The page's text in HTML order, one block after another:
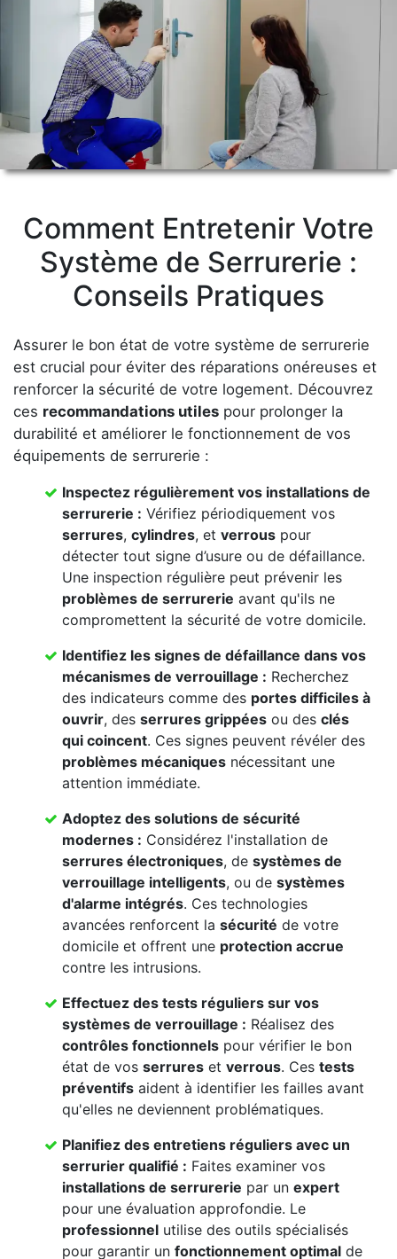
Comment Entretenir Votre
Système de Serrurerie :
Conseils Pratiques
Assurer le bon état de votre système de serrurerie
est crucial pour éviter des réparations onéreuses et
renforcer la sécurité de votre logement. Découvrez
ces recommandations utiles pour prolonger la
durabilité et améliorer le fonctionnement de vos
équipements de serrurerie :
Inspectez régulièrement vos installations de
serrurerie : Vérifiez périodiquement vos
serrures, cylindres, et verrous pour
détecter tout signe d’usure ou de défaillance.
Une inspection régulière peut prévenir les
problèmes de serrurerie avant qu'ils ne
compromettent la sécurité de votre domicile.
Identifiez les signes de défaillance dans vos
mécanismes de verrouillage : Recherchez
des indicateurs comme des portes difficiles à
ouvrir, des serrures grippées ou des clés
qui coincent. Ces signes peuvent révéler des
problèmes mécaniques nécessitant une
attention immédiate.
Adoptez des solutions de sécurité
modernes : Considérez l'installation de
serrures électroniques, de systèmes de
verrouillage intelligents, ou de systèmes
d'alarme intégrés. Ces technologies
avancées renforcent la sécurité de votre
domicile et offrent une protection accrue
contre les intrusions.
Effectuez des tests réguliers sur vos
systèmes de verrouillage : Réalisez des
contrôles fonctionnels pour vérifier le bon
état de vos serrures et verrous. Ces tests
préventifs aident à identifier les failles avant
qu'elles ne deviennent problématiques.
Planifiez des entretiens réguliers avec un
serrurier qualifié : Faites examiner vos
installations de serrurerie par un expert
pour une évaluation approfondie. Le
professionnel utilise des outils spécialisés
pour garantir un fonctionnement optimal de